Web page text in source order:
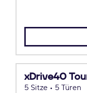
xDrive40
5 Sitze • 5 Türen